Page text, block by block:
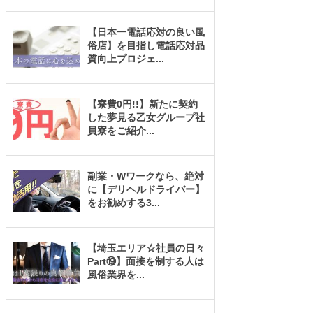
【日本一電話応対の良い風
俗店】を目指し電話応対品
質向上プロジェ...
【寮費0円!!】新たに契約
した夢見る乙女グループ社
員寮をご紹介...
副業・Wワークなら、絶対
に【デリヘルドライバー】
をお勧めする3...
【埼玉エリア☆社員の日々
Part⑲】面接を制する人は
風俗業界を...